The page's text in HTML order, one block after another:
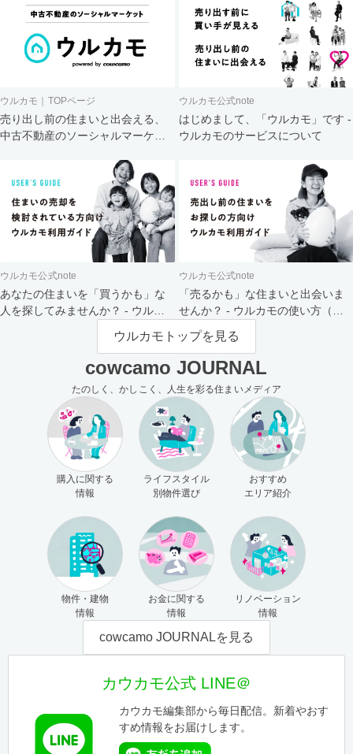
ウルカモ｜TOPページ
売り出し前の住まいと出会える、
中古不動産のソーシャルマーケッ
ウルカモ公式note
はじめまして、「ウルカモ」です -
ウルカモのサービスについて
ウルカモ公式note
あなたの住まいを「買うかも」な
人を探してみませんか？ - ウルカ
ウルカモ公式note
「売るかも」な住まいと出会いま
せんか？ - ウルカモの使い方（買
主さま向け）
ウルカモトップを見る
cowcamo JOURNAL
たのしく、かしこく、人生を彩る住まいメディア
購入に関する
情報
ライフスタイル
別物件選び
おすすめ
エリア紹介
物件・建物
情報
お金に関する
情報
リノベーション
情報
cowcamo JOURNALを見る
カウカモ公式 LINE＠
カウカモ編集部から毎日配信。新着やおす
すめ情報をお届けします。